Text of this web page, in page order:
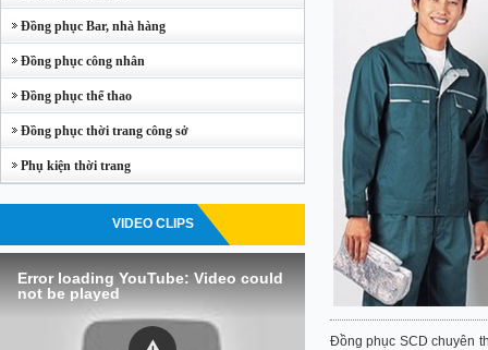
Đồng phục Bar, nhà hàng
Đồng phục công nhân
Đồng phục thể thao
Đồng phục thời trang công sở
Phụ kiện thời trang
VIDEO CLIPS
Error loading YouTube: Video could
not be played
Đồng phục SCD chuyên